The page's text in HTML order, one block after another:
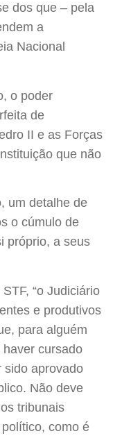
dos que – pela
a
Nacional
o poder
de
II e as Forças
que não
um detalhe de
o cúmulo de
próprio, a seus
“o Judiciário
e produtivos
para alguém
cursado
sido aprovado
Não deve
tribunais
como é